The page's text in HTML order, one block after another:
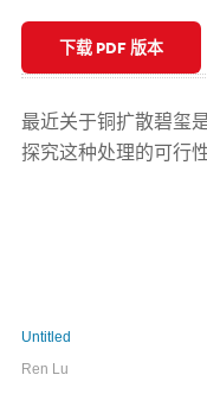
下载 PDF 版本
最近关于铜扩散碧玺
探究这种处理的可行性
Untitled
Ren Lu